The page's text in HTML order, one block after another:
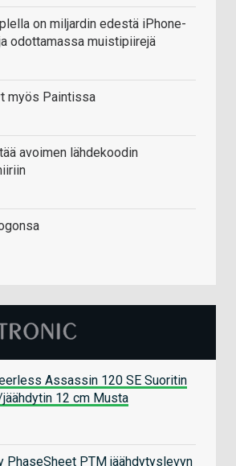
on miljardin edestä iPhone-
odottamassa muistipiirejä
myös Paintissa
avoimen lähdekoodin
Assassin 120 SE Suoritin
12 cm Musta
PhaseSheet PTM jäähdytyslevyn